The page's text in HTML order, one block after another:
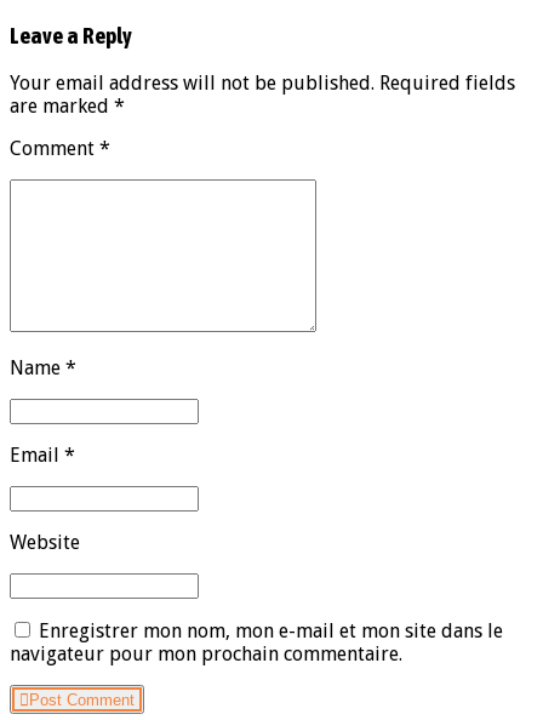
Leave a Reply
Your email address will not be published. Required fields
are marked *
Comment *
Name *
Email *
Website
Enregistrer mon nom, mon e-mail et mon site dans le
navigateur pour mon prochain commentaire.
Post Comment